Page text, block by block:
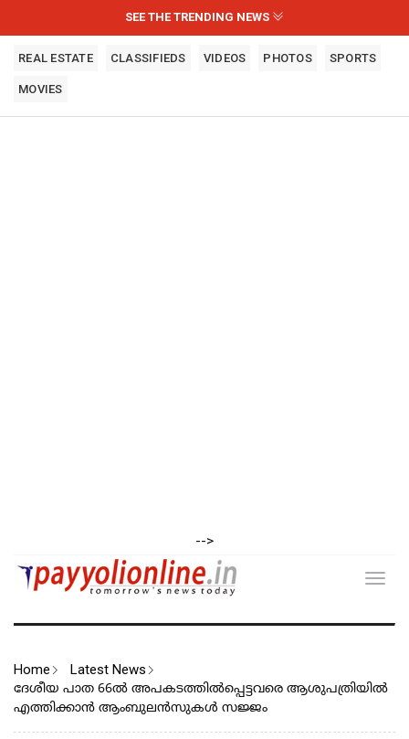
SEE THE TRENDING NEWS
REAL ESTATE CLASSIFIEDS VIDEOS PHOTOS SPORTS
MOVIES
-->
Home Latest News
ദേശീയ പാത 66ൽ അപകടത്തിൽപ്പെട്ടവരെ ആശുപത്രിയിൽ
എത്തിക്കാൻ ആംബുലൻസുകൾ സജ്ജം